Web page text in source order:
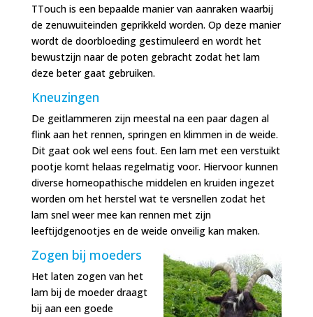
TTouch is een bepaalde manier van aanraken waarbij
de zenuwuiteinden geprikkeld worden. Op deze manier
wordt de doorbloeding gestimuleerd en wordt het
bewustzijn naar de poten gebracht zodat het lam
deze beter gaat gebruiken.
Kneuzingen
De geitlammeren zijn meestal na een paar dagen al
flink aan het rennen, springen en klimmen in de weide.
Dit gaat ook wel eens fout. Een lam met een verstuikt
pootje komt helaas regelmatig voor. Hiervoor kunnen
diverse homeopathische middelen en kruiden ingezet
worden om het herstel wat te versnellen zodat het
lam snel weer mee kan rennen met zijn
leeftijdgenootjes en de weide onveilig kan maken.
Zogen bij moeders
Het laten zogen van het
lam bij de moeder draagt
bij aan een goede